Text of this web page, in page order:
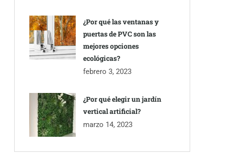
¿Por qué las ventanas y
puertas de PVC son las
mejores opciones
ecológicas?
febrero 3, 2023
¿Por qué elegir un jardín
vertical artificial?
marzo 14, 2023